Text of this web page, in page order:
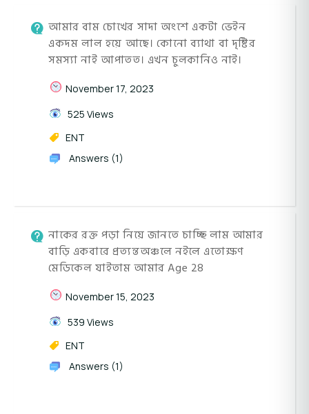
আমার বাম চোখের সাদা অংশে একটা ভেইন
একদম লাল হয়ে আছে। কোনো ব্যাথা বা দৃষ্টির
সমস্যা নাই আপাতত। এখন চুলকানিও নাই।
November 17, 2023
525 Views
ENT
Answers (1)
নাকের রক্ত পড়া নিয়ে জানতে চাচ্ছি লাম আমার
বাড়ি একবারে প্রত্যন্তঅঞ্চলে নইলে এতোক্ষণ
মেডিকেল যাইতাম আমার Age 28
November 15, 2023
539 Views
ENT
Answers (1)